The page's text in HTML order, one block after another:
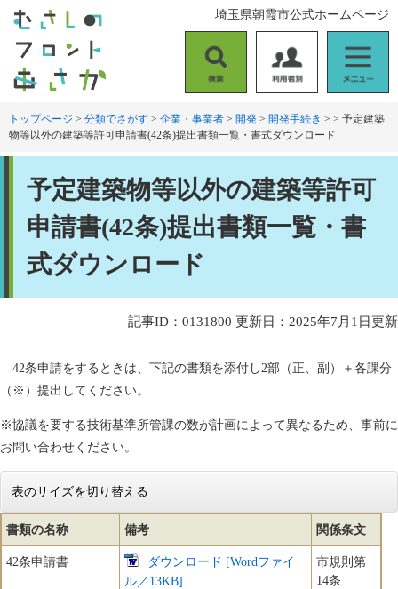
す
。
し
て
索
用
者
別
ニ
ュ
ー
埼玉県朝霞市公式ホームページ
トップページ > 分類でさがす > 企業・事業者 > 開発 > 開発手続き > > 予定建築
物等以外の建築等許可申請書(42条)提出書類一覧・書式ダウンロード
予定建築物等以外の建築等許可
申請書(42条)提出書類一覧・書
式ダウンロード
記事ID：0131800 更新日：2025年7月1日更新
42条申請をするときは、下記の書類を添付し2部（正、副）＋各課分
（※）提出してください。
※協議を要する技術基準所管課の数が計画によって異なるため、事前に
お問い合わせください。
表のサイズを切り替える
書類の名称 備考 関係条文
42条申請書
ダウンロード [Wordファイ
ル／13KB]
市規則第
14条